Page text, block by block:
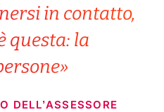
in contatto,
questa: la
DELL’ASSESSORE